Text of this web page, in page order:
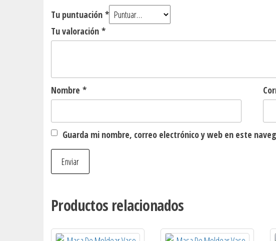
Tu puntuación *
Tu valoración *
Nombre *
Guarda mi nombre, correo electrónico y web en este
Productos relacionados